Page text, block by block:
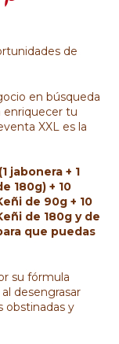
de
en búsqueda
enriquecer tu
XXL es la
(1 jabonera + 1
180g) + 10
de 90g + 10
de 180g y de
que puedas
su fórmula
desengrasar
obstinadas y